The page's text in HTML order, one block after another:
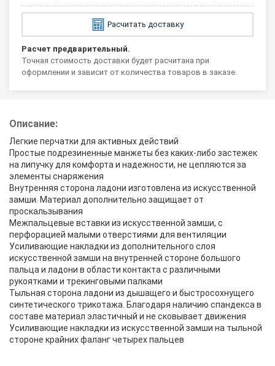
Расчитать доставку
Расчет предварительный.
Точная стоимость доставки будет расчитана при
оформлении и зависит от количества товаров в заказе.
Описание:
Легкие перчатки для активных действий
Простые подрезиненные манжеты без каких-либо застежек
на липучку для комфорта и надежности, не цепляются за
элементы снаряжения
Внутренняя сторона ладони изготовлена из искусственной
замши. Материал дополнительно защищает от
проскальзывания
Межпальцевые вставки из искусственной замши, с
перфорацией малыми отверстиями для вентиляции
Усиливающие накладки из дополнительного слоя
искусственной замши на внутренней стороне большого
пальца и ладони в области контакта с различными
рукоятками и трекинговыми палками
Тыльная сторона ладони из дышащего и быстросохнущего
синтетического трикотажа. Благодаря наличию спандекса в
составе материал эластичный и не сковывает движения
Усиливающие накладки из искусственной замши на тыльной
стороне крайних фаланг четырех пальцев